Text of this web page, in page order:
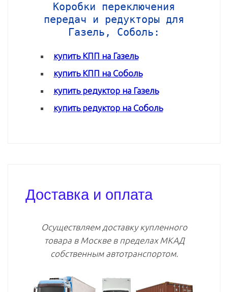
Коробки переключения
передач и редукторы для
Газель, Соболь:
купить КПП на Газель
купить КПП на Соболь
купить редуктор на Газель
купить редуктор на Соболь
Доставка и оплата
Осуществляем доставку купленного
товара в Москве в пределах МКАД
собственным автотранспортом.